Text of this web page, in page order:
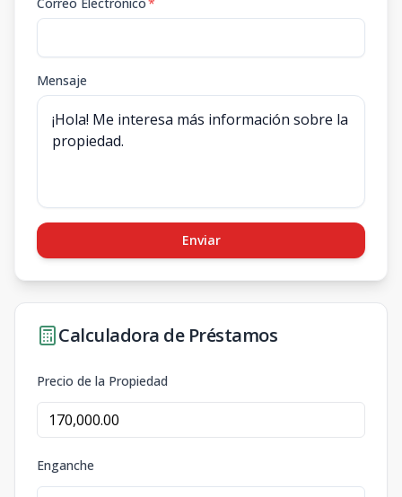
Mensaje
Enviar
Calculadora de Préstamos
Precio de la Propiedad
Enganche